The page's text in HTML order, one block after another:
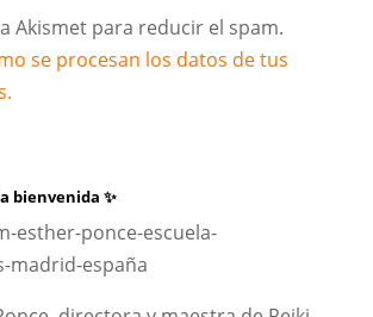
Akismet para reducir el spam.
se procesan los datos de tus
bienvenida ✨